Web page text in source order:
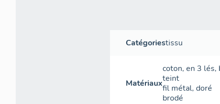
Catégoriestissu
Matériaux
coton, en 3 lés,
teint
fil métal, doré
brodé